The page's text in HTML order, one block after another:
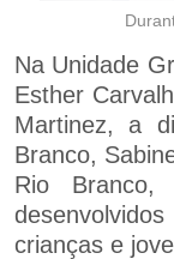
Na Unidade
Esther
Martinez, a
Branco,
Rio Branco,
crianças e